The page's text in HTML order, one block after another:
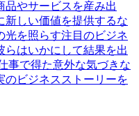
品やサービスを産み出
新しい価値を提供するな
光を照らす注目のビジネ
らはいかにして結果を出
事で得た意外な気づきな
のビジネスストーリーを